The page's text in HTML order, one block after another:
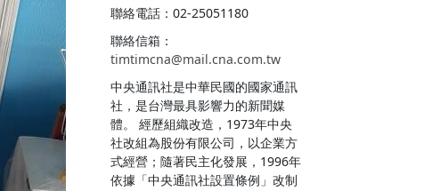
聯絡電話：02-25051180
聯絡信箱：
timtimcna@mail.cna.com.tw
中央通訊社是中華民國的國家通訊
社，是台灣最具影響力的新聞媒
體。 經歷組織改造，1973年中央
社改組為股份有限公司，以企業方
式經營；隨著民主化發展，1996年
依據「中央通訊社設置條例」改制